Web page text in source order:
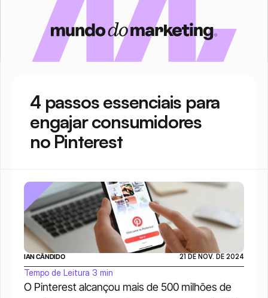
4 passos essenciais para
engajar consumidores
no Pinterest
O Pinterest alcançou mais de 500 milhões de
IAN CÂNDIDO 21 DE NOV. DE 2024
Tempo de Leitura 3 min